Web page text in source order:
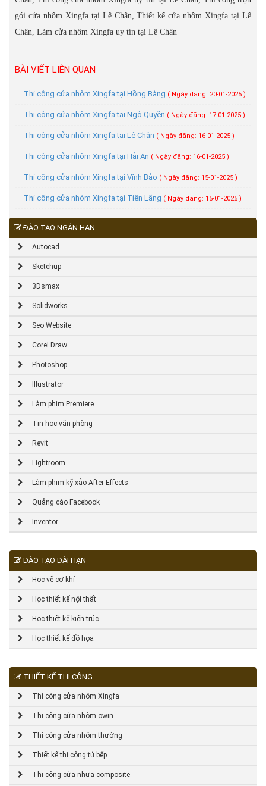
gói cửa nhôm Xingfa tại Lê Chân, Thiết kế cửa nhôm Xingfa tại Lê
Chân, Làm cửa nhôm Xingfa uy tín tại Lê Chân
BÀI VIẾT LIÊN QUAN
Thi công cửa nhôm Xingfa tại Hồng Bàng ( Ngày đăng: 20-01-2025 )
Thi công cửa nhôm Xingfa tại Ngô Quyền ( Ngày đăng: 17-01-2025 )
Thi công cửa nhôm Xingfa tại Lê Chân ( Ngày đăng: 16-01-2025 )
Thi công cửa nhôm Xingfa tại Hải An ( Ngày đăng: 16-01-2025 )
Thi công cửa nhôm Xingfa tại Vĩnh Bảo ( Ngày đăng: 15-01-2025 )
Thi công cửa nhôm Xingfa tại Tiên Lãng ( Ngày đăng: 15-01-2025 )
ĐÀO TẠO NGẮN HẠN
Autocad
Sketchup
3Dsmax
Solidworks
Seo Website
Corel Draw
Photoshop
Illustrator
Làm phim Premiere
Tin học văn phòng
Revit
Lightroom
Làm phim kỹ xảo After Effects
Quảng cáo Facebook
Inventor
ĐÀO TẠO DÀI HẠN
Học vẽ cơ khí
Học thiết kế nội thất
Học thiết kế kiến trúc
Học thiết kế đồ họa
THIẾT KẾ THI CÔNG
Thi công cửa nhôm Xingfa
Thi công cửa nhôm owin
Thi công cửa nhôm thường
Thiết kế thi công tủ bếp
Thi công cửa nhựa composite